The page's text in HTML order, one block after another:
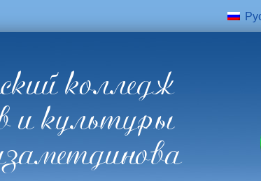
колледж
и культуры